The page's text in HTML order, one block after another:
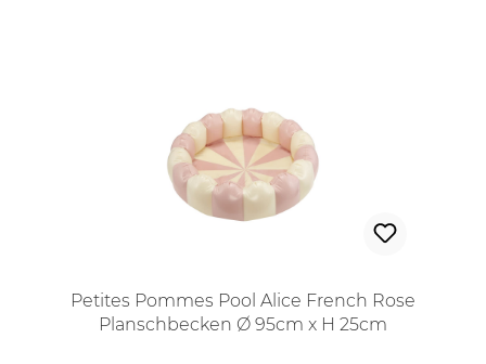
Petites Pommes Pool Alice French Rose
Planschbecken Ø 95cm x H 25cm